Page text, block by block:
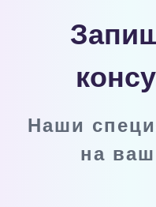
Наши
на